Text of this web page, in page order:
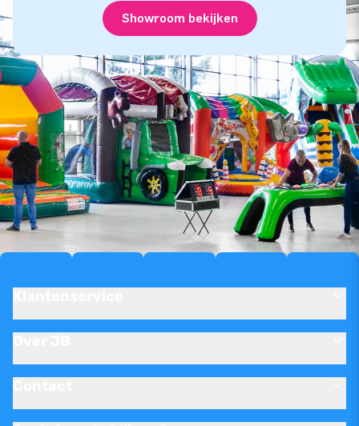
Showroom bekijken